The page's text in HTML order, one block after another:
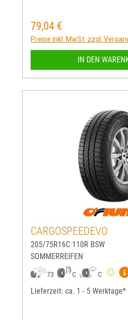
Regulärer Preis:
79,04 €
Preise inkl. MwSt. zzgl.
IN DEN
CARGOSPEEDEVO
205/75R16C 110R BSW
SOMMERREIFEN
73 C C
Lieferzeit: ca. 1 - 5 Werktage*